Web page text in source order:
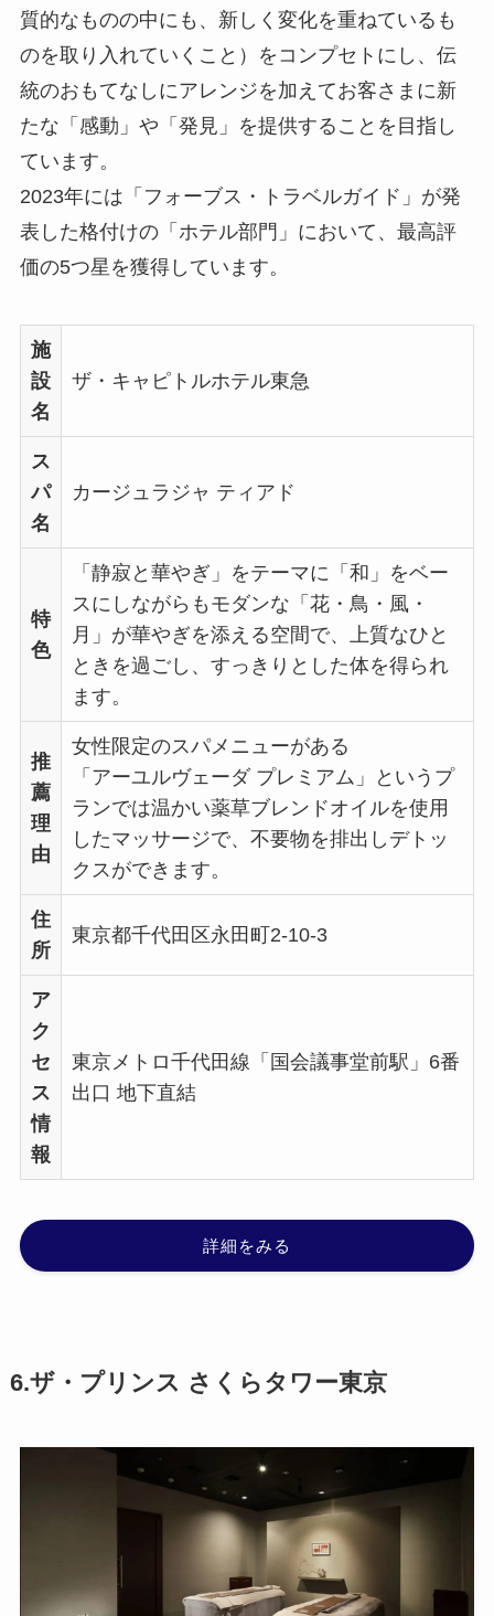
質的なものの中にも、新しく変化を重ねているも
のを取り入れていくこと）をコンプセトにし、伝
統のおもてなしにアレンジを加えてお客さまに新
たな「感動」や「発見」を提供することを目指し
ています。
2023年には「フォーブス・トラベルガイド」が発
表した格付けの「ホテル部門」において、最高評
価の5つ星を獲得しています。
施
設
名
ザ・キャピトルホテル東急
ス
パ
名
カージュラジャ ティアド
特
色
「静寂と華やぎ」をテーマに「和」をベー
スにしながらもモダンな「花・鳥・風・
月」が華やぎを添える空間で、上質なひと
ときを過ごし、すっきりとした体を得られ
ます。
推
薦
理
由
女性限定のスパメニューがある
「アーユルヴェーダ プレミアム」というプ
ランでは温かい薬草ブレンドオイルを使用
したマッサージで、不要物を排出しデトッ
クスができます。
住
所
東京都千代田区永田町2-10-3
ア
ク
セ
ス
情
報
東京メトロ千代田線「国会議事堂前駅」6番
出口 地下直結
詳細をみる
6.ザ・プリンス さくらタワー東京